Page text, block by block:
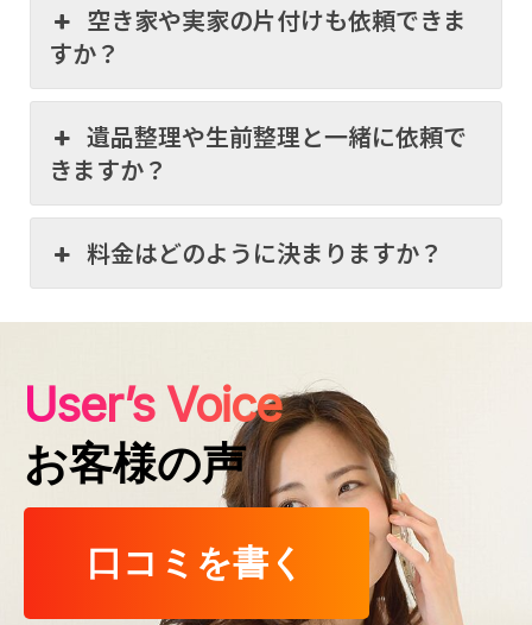
空き家や実家の片付けも依頼できま
すか？
遺品整理や生前整理と一緒に依頼で
きますか？
料金はどのように決まりますか？
User’s Voice
お客様の声
口コミを書く